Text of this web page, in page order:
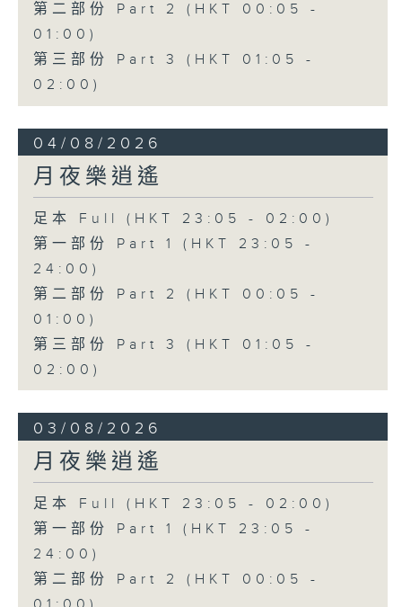
第二部份 Part 2 (HKT 00:05 -
01:00)
第三部份 Part 3 (HKT 01:05 -
02:00)
04/08/2026
月夜樂逍遙
足本 Full (HKT 23:05 - 02:00)
第一部份 Part 1 (HKT 23:05 -
24:00)
第二部份 Part 2 (HKT 00:05 -
01:00)
第三部份 Part 3 (HKT 01:05 -
02:00)
03/08/2026
月夜樂逍遙
足本 Full (HKT 23:05 - 02:00)
第一部份 Part 1 (HKT 23:05 -
24:00)
第二部份 Part 2 (HKT 00:05 -